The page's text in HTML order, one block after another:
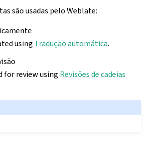
são usadas pelo Weblate:
using Tradução automática.
for review using Revisões de cadeias